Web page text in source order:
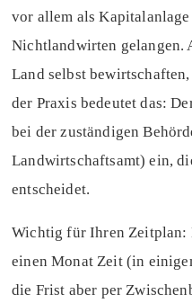
vor allem als
Nichtlandwirten gelangen.
Land selbst
der Praxis bedeutet das:
bei der zuständigen
Landwirtschaftsamt) ein,
entscheidet.
Wichtig für Ihren Zeitplan:
einen Monat Zeit (in
die Frist aber per